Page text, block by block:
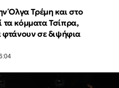
Όλγα Τρέμη και στο
τα κόμματα Τσίπρα,
σε διψήφια